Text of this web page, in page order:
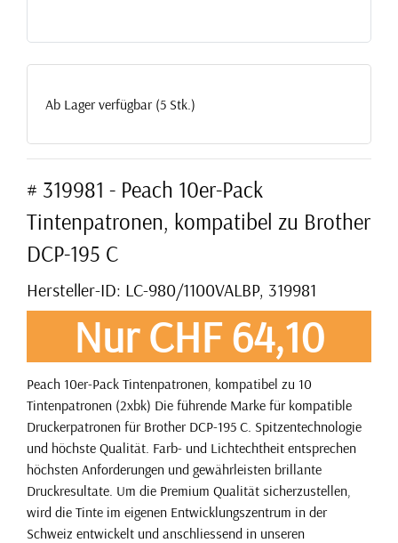
Ab Lager verfügbar (5 Stk.)
# 319981 - Peach 10er-Pack
Tintenpatronen, kompatibel zu Brother
DCP-195 C
Hersteller-ID: LC-980/1100VALBP, 319981
Nur CHF 64,10
Peach 10er-Pack Tintenpatronen, kompatibel zu 10
Tintenpatronen (2xbk) Die führende Marke für kompatible
Druckerpatronen für Brother DCP-195 C. Spitzentechnologie
und höchste Qualität. Farb- und Lichtechtheit entsprechen
höchsten Anforderungen und gewährleisten brillante
Druckresultate. Um die Premium Qualität sicherzustellen,
wird die Tinte im eigenen Entwicklungszentrum in der
Schweiz entwickelt und anschliessend in unseren